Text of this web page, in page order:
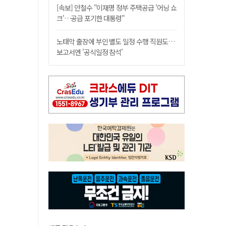
[속보] 안철수 "이재명 정부 주택공급 '어닝 쇼
크'…공급 포기한 대통령"
노태악 출장에 부인 별도 일정 수행 직원도…
보고서엔 '공식일정 참석'